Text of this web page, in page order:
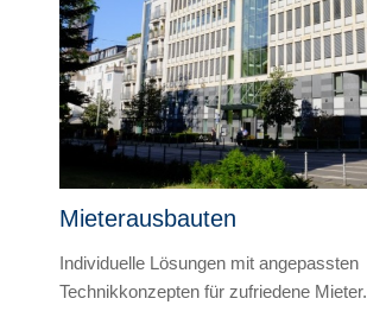
Mieterausbauten
Individuelle Lösungen mit angepassten
Technikkonzepten für zufriedene Mieter.